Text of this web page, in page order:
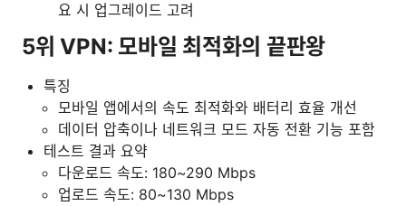
요 시 업그레이드 고려
5위 VPN: 모바일 최적화의 끝판왕
특징
모바일 앱에서의 속도 최적화와 배터리 효율 개선
데이터 압축이나 네트워크 모드 자동 전환 기능 포함
테스트 결과 요약
다운로드 속도: 180~290 Mbps
업로드 속도: 80~130 Mbps